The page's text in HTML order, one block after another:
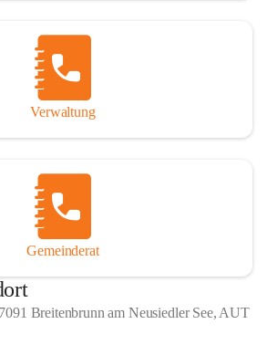
Verwaltung
Gemeinderat
Breitenbrunn am Neusiedler See, AUT